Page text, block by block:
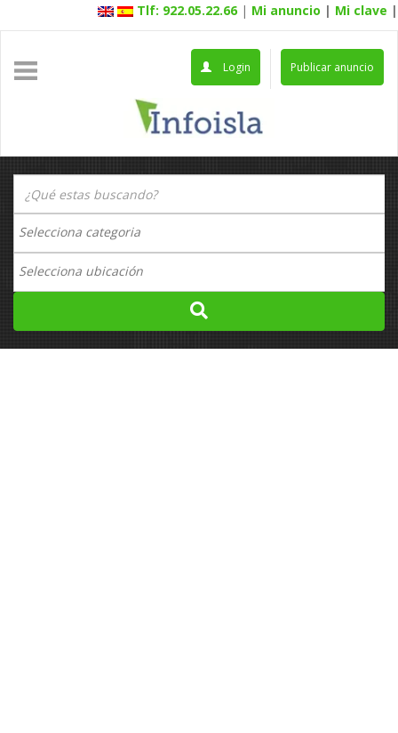
Tlf: 922.05.22.66 | Mi anuncio | Mi clave |
Publicar anuncio
Login